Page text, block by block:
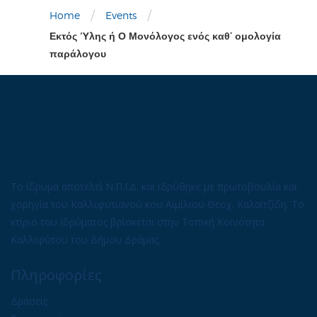
Home / Events /
Εκτός Ύλης ή Ο Μονόλογος ενός καθ’ ομολογία
παράλογου
Το ίδρυμα αποτελεί Ν.Π.Ι.Δ. και ιδρύθηκε με πρωτοβουλία και
χορηγία του Καλλιφυτιανού κου Αιμίλιου Θεοχ. Καλαϊτζίδη. Το
κτίριο του Ιδρύματος βρίσκεται στην Τοπική Κοινότητα
Καλλιφύτου του Δήμου Δράμας.
Πληροφορίες
Δράσεις